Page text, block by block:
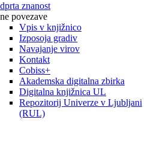
znanost
povezave
Vpis v knjižnico
Izposoja gradiv
Navajanje virov
Kontakt
Cobiss+
Akademska digitalna zbirka
Digitalna knjižnica UL
Repozitorij Univerze v Ljubljani
(RUL)